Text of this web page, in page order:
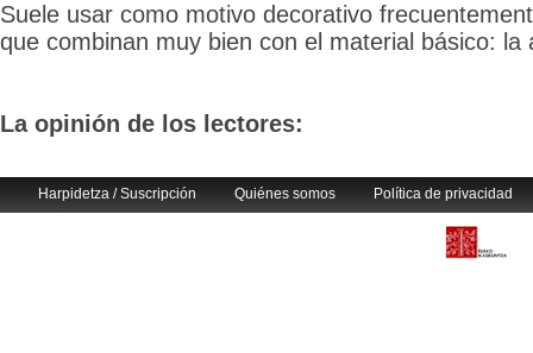
Suele usar como motivo decorativo
que combinan muy bien con el material básico: la
La opinión de los lectores:
Harpidetza / Suscripción Quiénes somos Política de privacidad